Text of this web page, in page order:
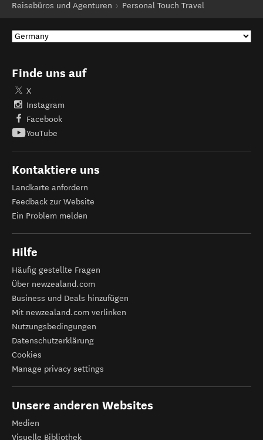
Reisebüros und Agenturen
Personal Touch Travel
Finde uns auf
X
Instagram
Facebook
YouTube
Kontaktiere uns
Landkarte anfordern
Feedback zur Website
Ein Problem melden
Hilfe
Häufig gestellte Fragen
Über newzealand.com
Business und Deals hinzufügen
Mit newzealand.com verlinken
Nutzungsbedingungen
Datenschutzerklärung
Cookies
Manage privacy settings
Unsere anderen Websites
Medien
Visuelle Bibliothek